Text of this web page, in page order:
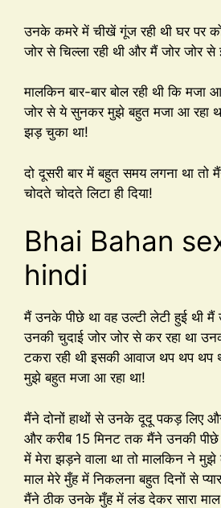
उनके कमरे में चीखें गूंज रही थी घर पर
जोर से चिल्ला रही थी और मैं जोर जोर से
मालकिन बार-बार बोल रही थी कि
जोर से ये सुनकर मुझे बहुत मजा आ रहा था
झड़ चुका था!
दो दूसरी बार में बहुत समय लगना था तो
चोदते चोदते लिटा ही दिया!
Bhai Bahan
hindi
मैं उनके पीछे था वह उल्टी लेटी हुई थी
उनकी चुदाई जोर जोर से कर रहा था
टकरा रही थी इसकी आवाज थप थप थप
मुझे बहुत मजा आ रहा था!
मैंने दोनों हाथों से उनके दूदू पकड़ लिए
और करीब 15 मिनट तक मैंने उनकी
में मेरा झड़ने वाला था तो मालकिन ने मुझे
माल मेरे मुँह में निकलना बहुत दिनों से
मैंने ठीक उनके मुँह में लंड देकर सारा